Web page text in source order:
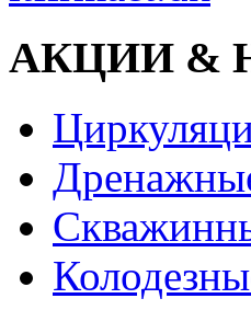
АКЦИИ &